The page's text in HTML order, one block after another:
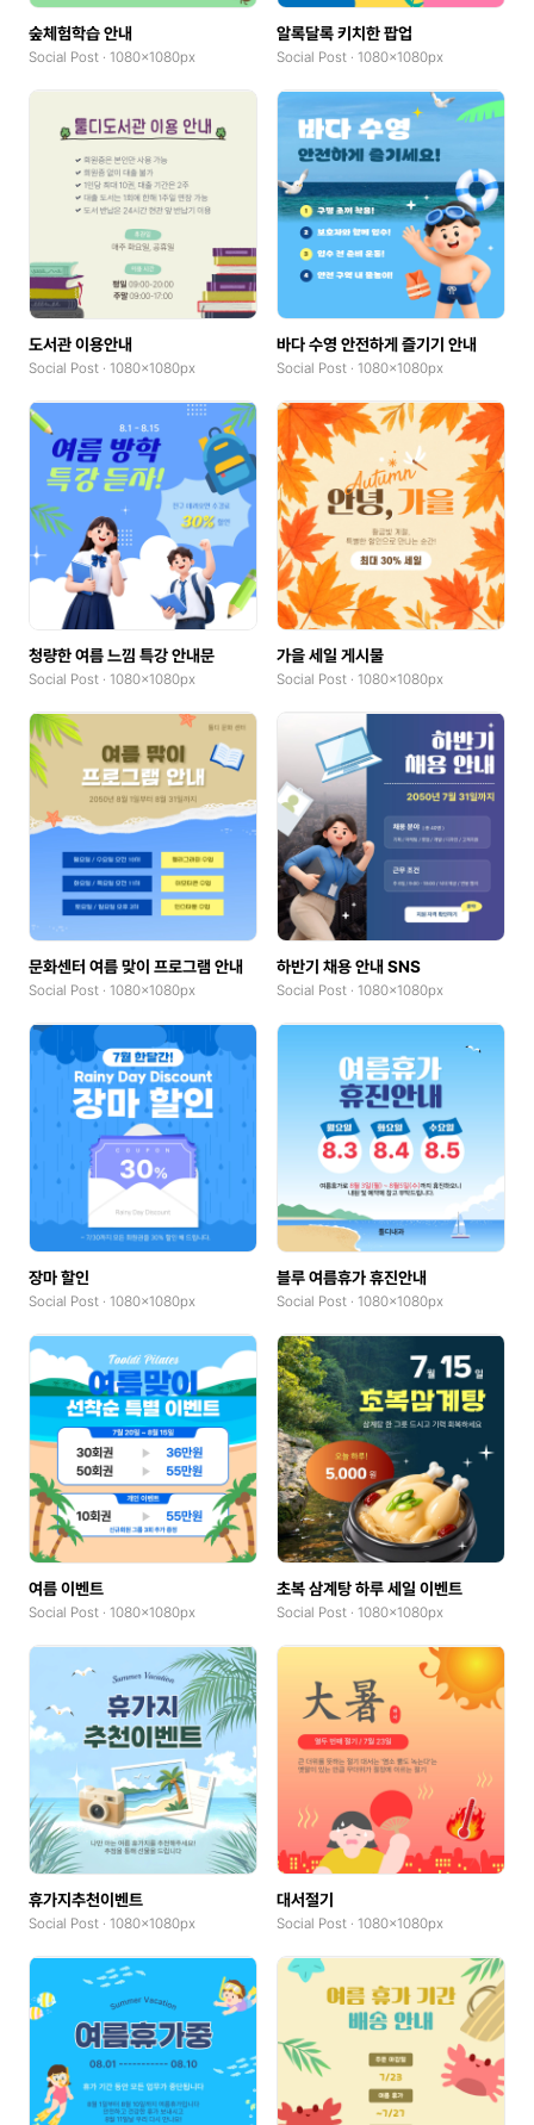
숲체험학습 안내
Social Post · 1080x1080px
알록달록 키치한 팝업
Social Post · 1080x1080px
도서관 이용안내
Social Post · 1080x1080px
바다 수영 안전하게 즐기기 안내
Social Post · 1080x1080px
청량한 여름 느낌 특강 안내문
Social Post · 1080x1080px
가을 세일 게시물
Social Post · 1080x1080px
문화센터 여름 맞이 프로그램 안내
Social Post · 1080x1080px
하반기 채용 안내 SNS
Social Post · 1080x1080px
장마 할인
Social Post · 1080x1080px
블루 여름휴가 휴진안내
Social Post · 1080x1080px
여름 이벤트
Social Post · 1080x1080px
초복 삼계탕 하루 세일 이벤트
Social Post · 1080x1080px
휴가지추천이벤트
Social Post · 1080x1080px
대서절기
Social Post · 1080x1080px